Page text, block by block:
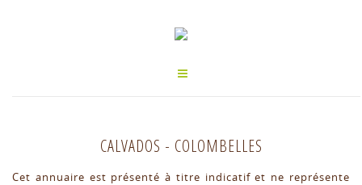
CALVADOS - COLOMBELLES
Cet annuaire est présenté à titre indicatif et ne représente